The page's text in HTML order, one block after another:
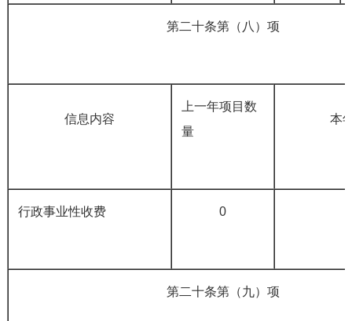
第二十条第（八）项
信息内容
上一年项目数
量
本
行政事业性收费 0
第二十条第（九）项